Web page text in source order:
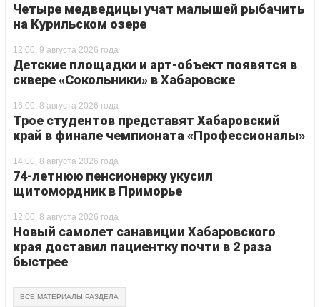
Четыре медведицы учат малышей рыбачить
на Курильском озере
12:00, 9 августа 2026 года
Детские площадки и арт-объект появятся в
сквере «Сокольники» в Хабаровске
16:00, 8 августа 2026 года
Трое студентов представят Хабаровский
край в финале чемпионата «Профессионалы»
14:00, 8 августа 2026 года
74-летнюю пенсионерку укусил
щитомордник в Приморье
12:00, 8 августа 2026 года
Новый самолет санавиции Хабаровского
края доставил пациентку почти в 2 раза
быстрее
ВСЕ МАТЕРИАЛЫ РАЗДЕЛА